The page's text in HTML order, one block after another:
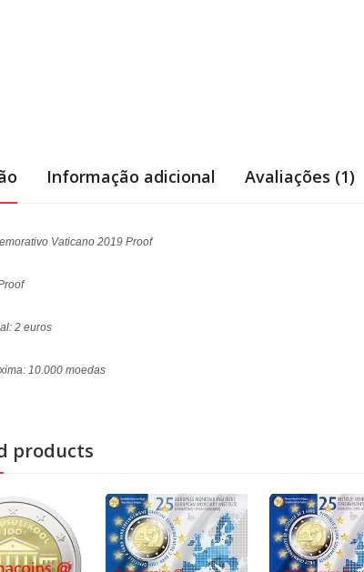
Informação adicional Avaliações (1)
Vaticano 2019 Proof
2 euros
10.000 moedas
products